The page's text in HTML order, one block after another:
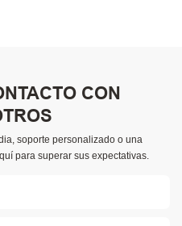
CON
soporte personalizado o una
para superar sus expectativas.